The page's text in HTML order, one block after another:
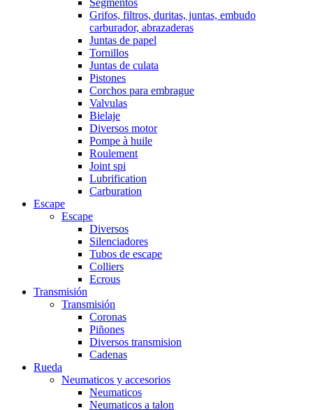
Segmentos
Grifos, filtros, duritas, juntas, embudo
carburador, abrazaderas
Juntas de papel
Tornillos
Juntas de culata
Pistones
Corchos para embrague
Valvulas
Bielaje
Diversos motor
Pompe à huile
Roulement
Joint spi
Lubrification
Carburation
Escape
Escape
Diversos
Silenciadores
Tubos de escape
Colliers
Ecrous
Transmisión
Transmisión
Coronas
Piñones
Diversos transmision
Cadenas
Rueda
Neumaticos y accesorios
Neumaticos
Neumaticos a talon